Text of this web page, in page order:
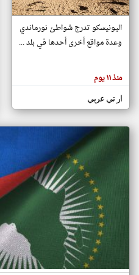
أهم
هنا عن
وجهة
كاتبيها.
اليونيسكو تدرج شواطئ نورماندي
وعدة مواقع أخرى أحدها في بلد ...
منذ ١١ يوم
ار تي عربي